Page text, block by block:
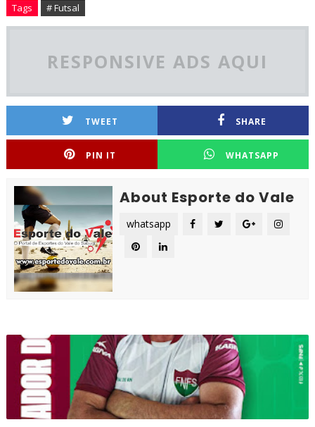
Tags # Futsal
RESPONSIVE ADS AQUI
TWEET SHARE
PIN IT WHATSAPP
About Esporte do Vale
whatsapp